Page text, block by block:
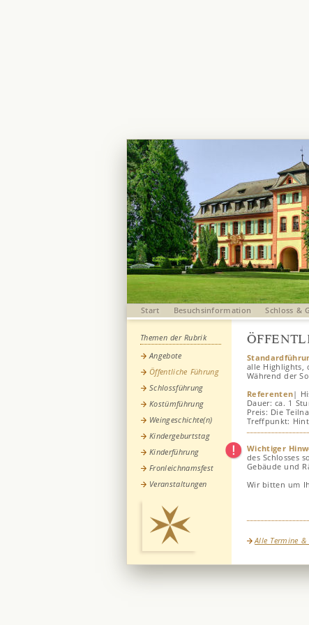
Start Besuchsinformation Schloss &
Themen der Rubrik
Angebote
Öffentliche Führung
Schlossführung
Kostümführung
Weingeschichte(n)
Kindergeburtstag
Kinderführung
Fronleichnamsfest
Veranstaltungen
alle Highlights,
Während der
Referenten|
Dauer: ca. 1
Preis: Die
Treffpunkt:
Wichtiger
des Schlosses
Gebäude und
Wir bitten um
Alle Termine